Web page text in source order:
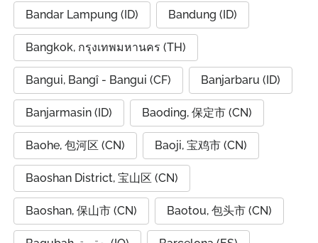
Bandar Lampung (ID) Bandung (ID)
Bangkok, กรุงเทพมหานคร (TH)
Bangui, Bangî - Bangui (CF) Banjarbaru (ID)
Banjarmasin (ID) Baoding, 保定市 (CN)
Baohe, 包河区 (CN) Baoji, 宝鸡市 (CN)
Baoshan District, 宝山区 (CN)
Baoshan, 保山市 (CN) Baotou, 包头市 (CN)